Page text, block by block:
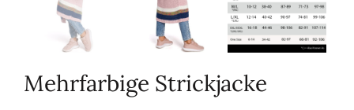
Mehrfarbige Strickjacke